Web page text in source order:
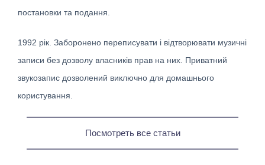
постановки та подання.
1992 рік. Заборонено переписувати і відтворювати музичні
записи без дозволу власників прав на них. Приватний
звукозапис дозволений виключно для домашнього
користування.
Посмотреть все статьи